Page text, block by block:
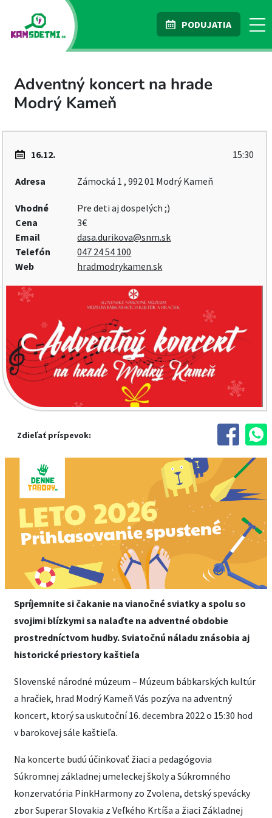
PODUJATIA
Adventný koncert na hrade
Modrý Kameň
16.12. 15:30
Adresa Zámocká 1 , 992 01 Modrý Kameň
Vhodné
Pre deti aj dospelých ;)
Cena
3€
Email
dasa.durikova@snm.sk
Telefón
047 24 54 100
Web
hradmodrykamen.sk
Zdieľať príspevok:
Spríjemnite si čakanie na vianočné sviatky a spolu so
svojimi blízkymi sa nalaďte na adventné obdobie
prostredníctvom hudby. Sviatočnú náladu znásobia aj
historické priestory kaštieľa
Slovenské národné múzeum – Múzeum bábkarských kultúr
a hračiek, hrad Modrý Kameň Vás pozýva na adventný
koncert, ktorý sa uskutoční 16. decembra 2022 o 15:30 hod
v barokovej sále kaštieľa.
Na koncerte budú účinkovať žiaci a pedagógovia
Súkromnej základnej umeleckej školy a Súkromného
konzervatória PinkHarmony zo Zvolena, detský spevácky
zbor Superar Slovakia z Veľkého Krtíša a žiaci Základnej